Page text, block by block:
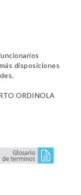
disposiciones
ORDINOLA